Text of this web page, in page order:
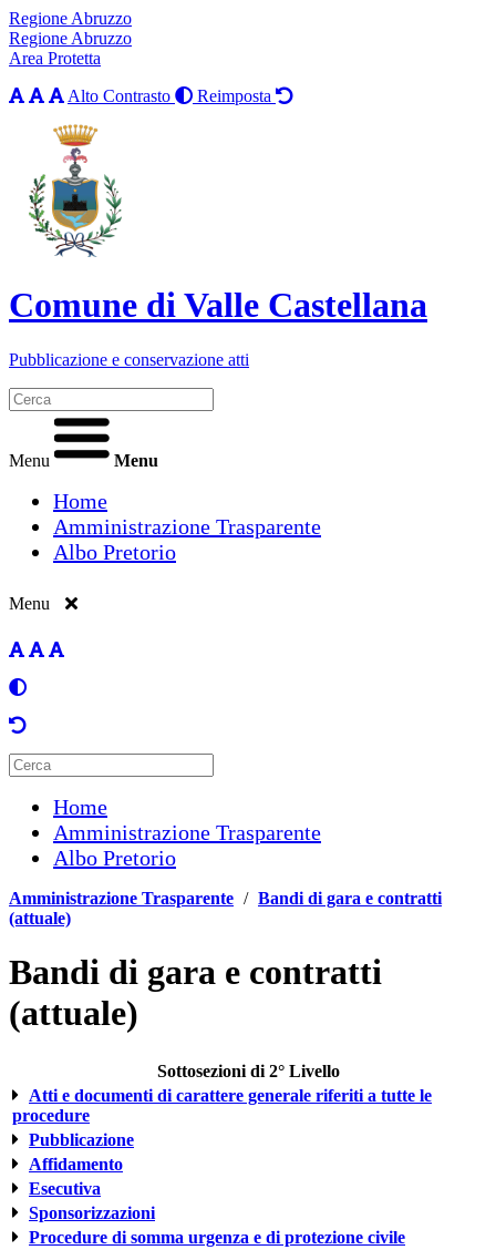
Regione Abruzzo
Regione Abruzzo
Area Protetta
Alto Contrasto
Reimposta
Comune di Valle Castellana
Pubblicazione e conservazione atti
Menu Menu
Home
Amministrazione Trasparente
Albo Pretorio
Menu
Home
Amministrazione Trasparente
Albo Pretorio
Amministrazione Trasparente / Bandi di gara e contratti
(attuale)
Bandi di gara e contratti
(attuale)
Sottosezioni di 2° Livello
Atti e documenti di carattere generale riferiti a tutte le
procedure
Pubblicazione
Affidamento
Esecutiva
Sponsorizzazioni
Procedure di somma urgenza e di protezione civile